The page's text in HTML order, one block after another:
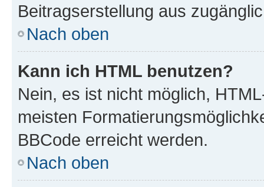
Beitragserstellung aus
Nach oben
Kann ich HTML benutzen?
Nein, es ist nicht möglich,
meisten
BBCode erreicht werden.
Nach oben